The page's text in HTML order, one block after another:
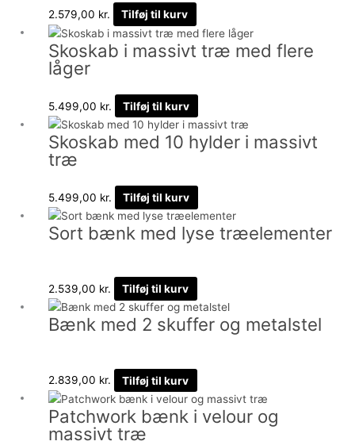
2.579,00 kr. Tilføj til kurv
Skoskab i massivt træ med flere
låger
5.499,00 kr. Tilføj til kurv
Skoskab med 10 hylder i massivt
træ
5.499,00 kr. Tilføj til kurv
Sort bænk med lyse træelementer
2.539,00 kr. Tilføj til kurv
Bænk med 2 skuffer og metalstel
2.839,00 kr. Tilføj til kurv
Patchwork bænk i velour og
massivt træ